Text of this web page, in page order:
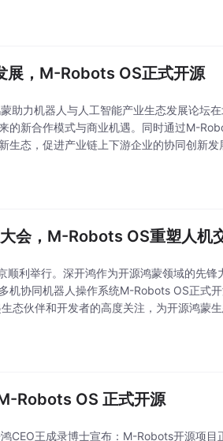
展，M-Robots OS正式开源
力机器人与人工智能产业生态发展论坛
的新合作模式与商业机遇。同时通过M-
链上下游企业的协同创新发展。 开放原子开源基金会
会，M-Robots OS重塑人机
利举行。深开鸿作为开源鸿蒙领域的先锋
机协同机器人操作系统M-Robots OS正式
和开发者的高度关注，为开源鸿蒙生态注入新动
Robots OS 正式开源
CEO王成录博士宣布：M-Robots开源项目